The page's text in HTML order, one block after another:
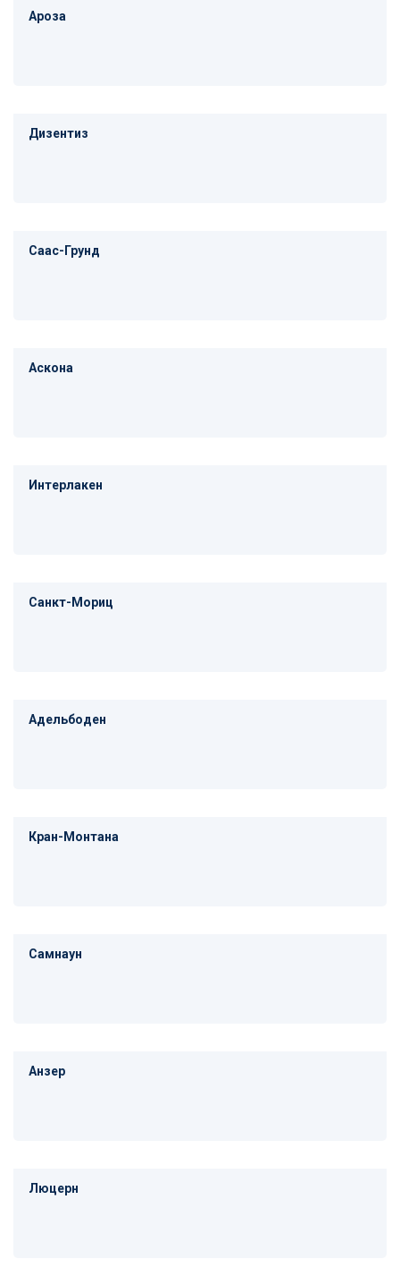
Ароза
Дизентиз
Саас-Грунд
Аскона
Интерлакен
Санкт-Мориц
Адельбоден
Кран-Монтана
Самнаун
Анзер
Люцерн